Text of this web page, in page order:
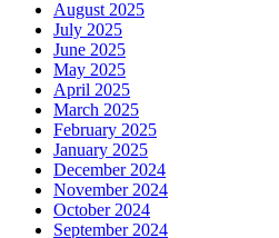
August 2025
July 2025
June 2025
May 2025
April 2025
March 2025
February 2025
January 2025
December 2024
November 2024
October 2024
September 2024